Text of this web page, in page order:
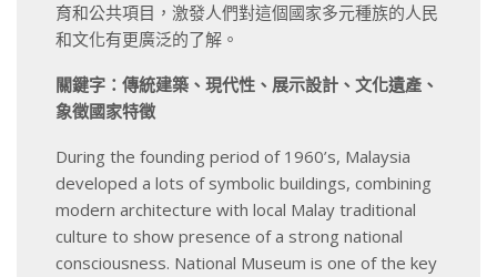
育和公共項目，激發人們對這個國家多元種族的人民
和文化有更廣泛的了解。
關鍵字：傳統建築、現代性、展示設計、文化遺產、
象徵國家特徵
During the founding period of 1960’s, Malaysia
developed a lots of symbolic buildings, combining
modern architecture with local Malay traditional
culture to show presence of a strong national
consciousness. National Museum is one of the key